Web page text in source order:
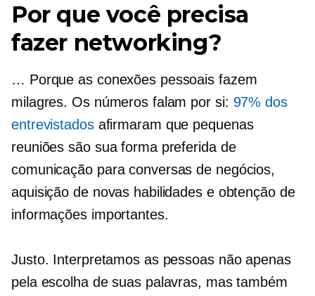
Por que você precisa
fazer networking?
… Porque as conexões pessoais fazem
milagres. Os números falam por si: 97% dos
entrevistadosafirmaram que pequenas
reuniões são sua forma preferida de
comunicação para conversas de negócios,
aquisição de novas habilidades e obtenção de
informações importantes.
Justo. Interpretamos as pessoas não apenas
pela escolha de suas palavras, mas também